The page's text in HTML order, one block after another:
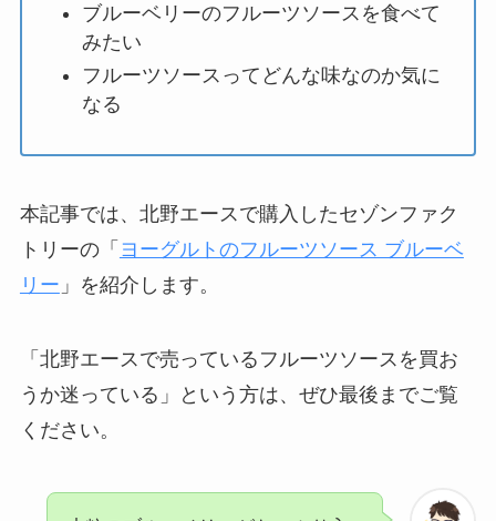
ブルーベリーのフルーツソースを食べて
みたい
フルーツソースってどんな味なのか気に
なる
本記事では、北野エースで購入したセゾンファク
トリーの「 ヨーグルトのフルーツソース ブルーベ
リー 」を紹介します。
「北野エースで売っているフルーツソースを買お
うか迷っている」という方は、ぜひ最後までご覧
ください。